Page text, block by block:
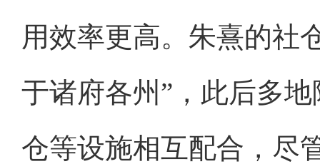
用效率更高。朱熹的社
于诸府各州”，此后多
仓等设施相互配合，尽